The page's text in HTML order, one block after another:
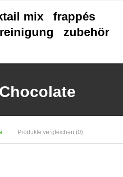
mix
frappés
reinigung
zubehör
Produkte vergleichen (0)